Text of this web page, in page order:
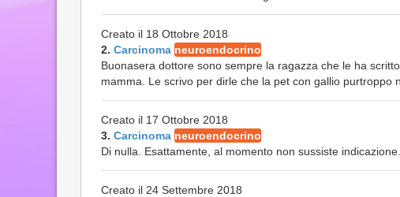
Creato il 18 Ottobre 2018
2. Carcinoma neuroendocrino
Buonasera dottore sono sempre la ragazza che le ha
mamma. Le scrivo per dirle che la pet con gallio purtroppo
Creato il 17 Ottobre 2018
3. Carcinoma neuroendocrino
Di nulla. Esattamente, al momento non sussiste
Creato il 24 Settembre 2018